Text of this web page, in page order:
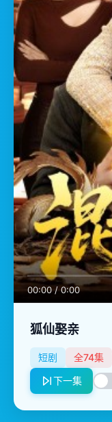
00:00/0:00
狐仙娶亲
短剧 全74集
下一集